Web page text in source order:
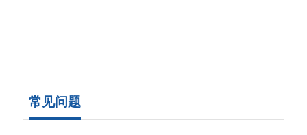
常见问题